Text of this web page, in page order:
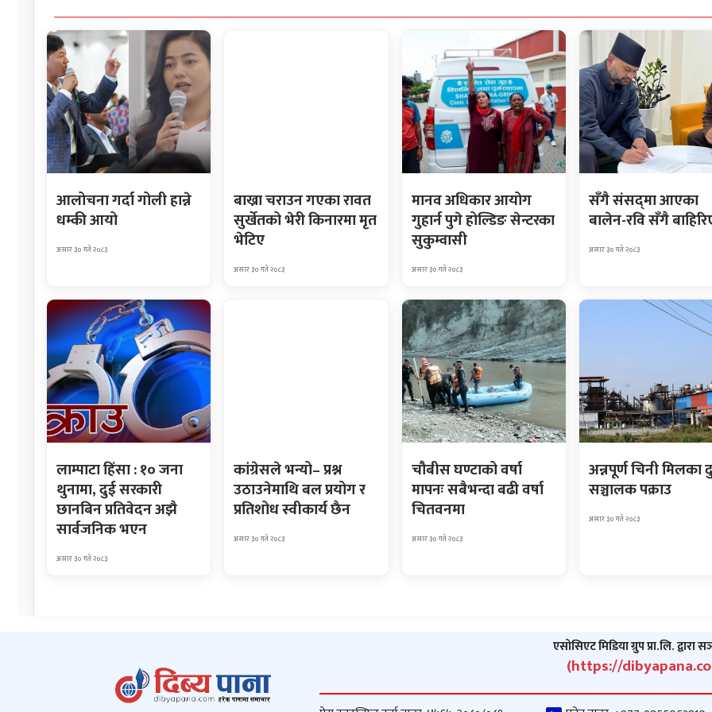
आलोचना गर्दा गोली हान्ने
धम्की आयो
असार ३० गते २०८३
बाख्रा चराउन गएका रावत
सुर्खेतको भेरी किनारमा मृत
भेटिए
असार ३० गते २०८३
मानव अधिकार आयोग
गुहार्न पुगे होल्डिङ सेन्टरका
सुकुम्वासी
असार ३० गते २०८३
सँगै संसद्‌मा आएका
बालेन-रवि सँगै
असार ३० गते २०८३
लाम्पाटा हिंसा : १० जना
थुनामा, दुई सरकारी
छानबिन प्रतिवेदन अझै
सार्वजनिक भएन
असार ३० गते २०८३
कांग्रेसले भन्यो– प्रश्न
उठाउनेमाथि बल प्रयोग र
प्रतिशोध स्वीकार्य छैन
असार ३० गते २०८३
चौबीस घण्टाको वर्षा
मापनः सबैभन्दा बढी वर्षा
चितवनमा
असार ३० गते २०८३
अन्नपूर्ण चिनी मिलका
सञ्चालक पक्राउ
असार ३० गते २०८३
एसोसिएट मिडिया ग्रुप प्रा.लि. द्वारा
(https://